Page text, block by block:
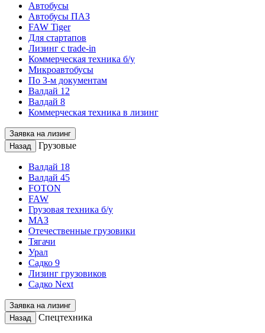
Автобусы
Автобусы ПАЗ
FAW Tiger
Для стартапов
Лизинг с trade-in
Коммерческая техника б/у
Микроавтобусы
По 3-м документам
Валдай 12
Валдай 8
Коммерческая техника в лизинг
Заявка на лизинг
Назад
Грузовые
Валдай 18
Валдай 45
FOTON
FAW
Грузовая техника б/у
МАЗ
Отечественные грузовики
Тягачи
Урал
Садко 9
Лизинг грузовиков
Садко Next
Заявка на лизинг
Назад
Спецтехника